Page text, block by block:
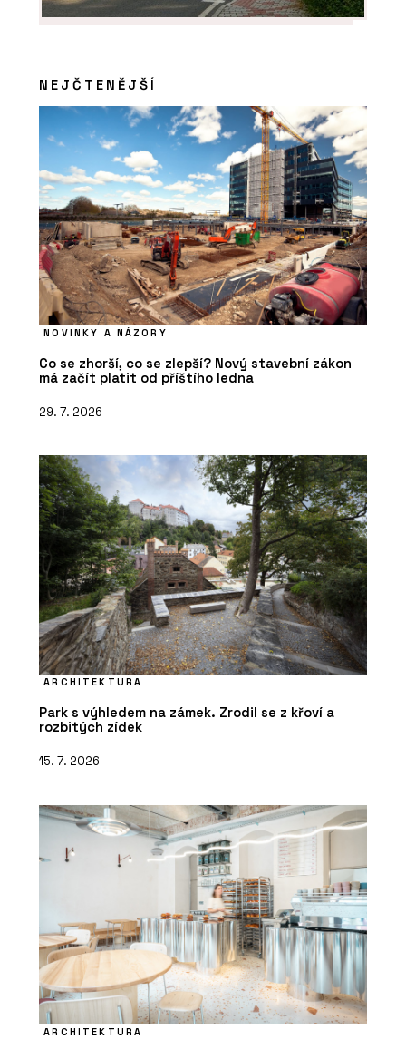
ČLÁNKY
Bubenečská romance v
minimalistickém duchu
PRODUKTY
Baxter - KONSEPTI
NEJČTENĚJŠÍ
NOVINKY A NÁZORY
Co se zhorší, co se zlepší? Nový stavební zákon
má začít platit od příštího ledna
29. 7. 2026
ARCHITEKTURA
Park s výhledem na zámek. Zrodil se z křoví a
rozbitých zídek
15. 7. 2026
ARCHITEKTURA